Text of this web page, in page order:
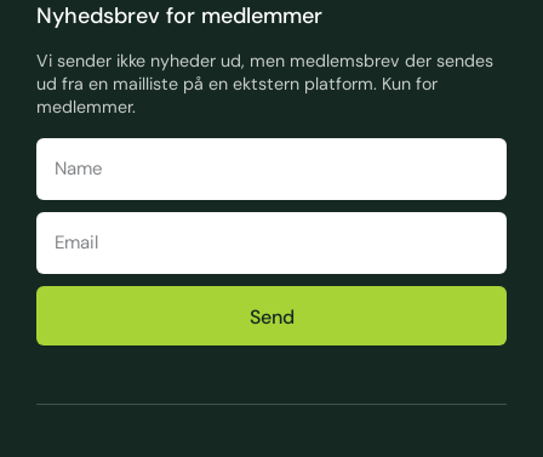
Nyhedsbrev for medlemmer
Vi sender ikke nyheder ud, men medlemsbrev der sendes
ud fra en mailliste på en ektstern platform. Kun for
medlemmer.
Send